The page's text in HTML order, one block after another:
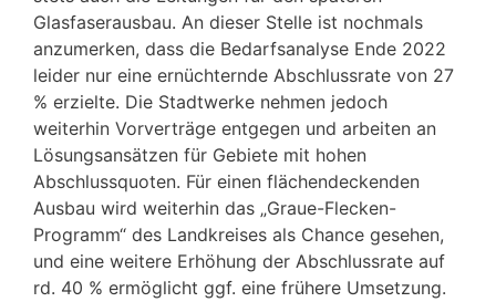
Glasfaserausbau. An dieser Stelle ist nochmals
anzumerken, dass die Bedarfsanalyse Ende 2022
leider nur eine ernüchternde Abschlussrate von 27
% erzielte. Die Stadtwerke nehmen jedoch
weiterhin Vorverträge entgegen und arbeiten an
Lösungsansätzen für Gebiete mit hohen
Abschlussquoten. Für einen flächendeckenden
Ausbau wird weiterhin das „Graue-Flecken-
Programm“ des Landkreises als Chance gesehen,
und eine weitere Erhöhung der Abschlussrate auf
rd. 40 % ermöglicht ggf. eine frühere Umsetzung.